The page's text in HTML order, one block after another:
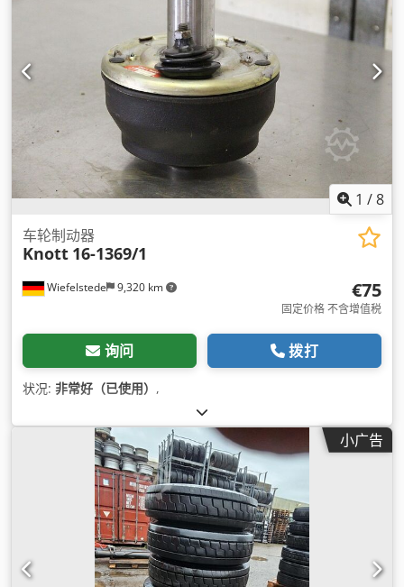
1 /8
Wiefelstede 9,320 km
车轮制动器
Knott 16-1369/1
€75
固定价格 不含增值税
询问 拨打
状况: 非常好（已使用） ,
小广告